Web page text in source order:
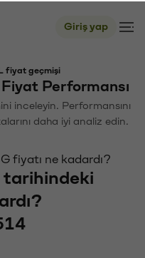
Giriş yap
fiyat geçmişi
Performansı
inceleyin. Performansını
daha iyi analiz edin.
fiyatı ne kadardı?
tarihindeki